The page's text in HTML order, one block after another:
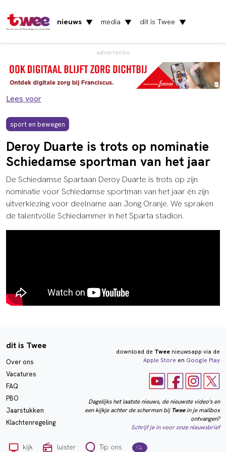
Het nieuws uit Vlaardingen en Schiedam
nieuws ▼ media ▼ dit is Twee ▼
advertentie
Lees voor
sport en bewegen
Deroy Duarte is trots op nominatie
Schiedamse sportman van het jaar
De Schiedamse Spartaan Deroy Duarte is trots op zijn
nominatie voor Schiedamse sportman van het jaar én zijn
uitverkiezing voor deelname aan Jong Oranje. We spraken
de talentvolle Schiedammer in het Sparta stadion.
dit is Twee
Over ons
Vacatures
FAQ
PBO
Jaarstukken
Klachtenregeling
download de Tweenieuwsapp via de
Apple Store en Google Play
Dagelijks het laatste nieuws, de nieuwste video's en
een kijkje achter de schermen bij Tweein je mailbox
ontvangen?
Schrijf je in voor onze nieuwsbrief
kijk luister Tip ons